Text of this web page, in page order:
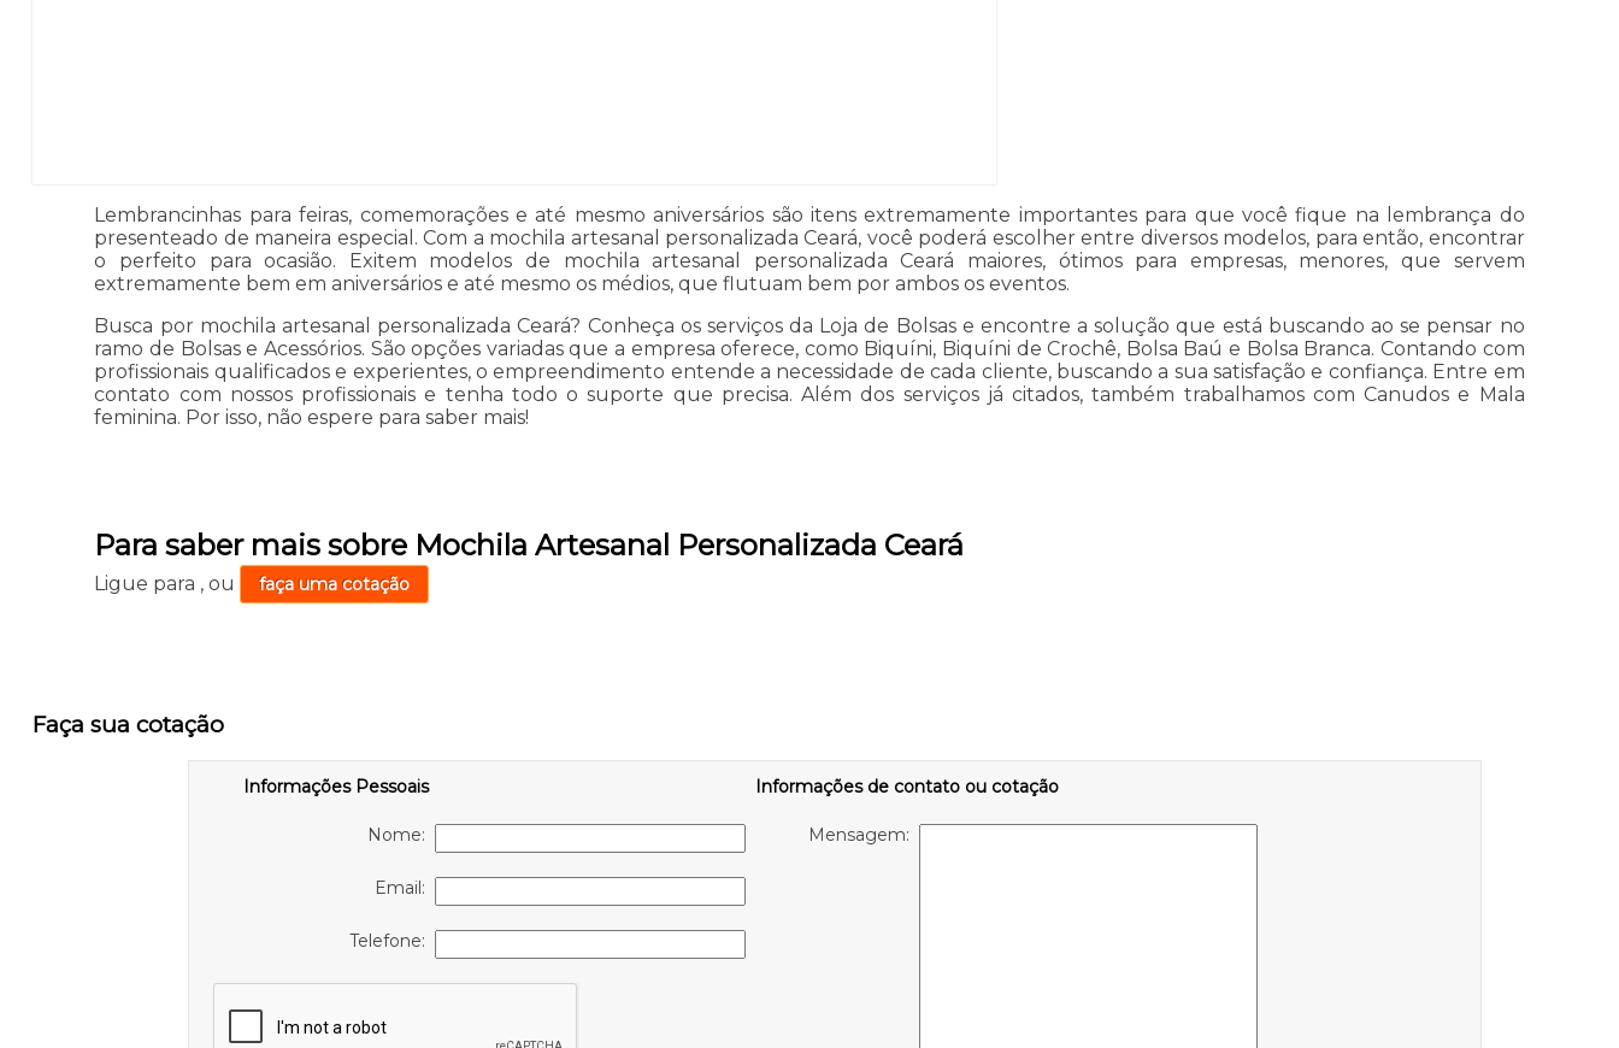
Lembrancinhas para feiras, comemorações e até mesmo aniversários são itens extremamente importantes para que você fique na lembrança do
presenteado de maneira especial. Com a mochila artesanal personalizada Ceará, você poderá escolher entre diversos modelos, para então, encontrar
o perfeito para ocasião. Exitem modelos de mochila artesanal personalizada Ceará maiores, ótimos para empresas, menores, que servem
extremamente bem em aniversários e até mesmo os médios, que flutuam bem por ambos os eventos.
Busca por mochila artesanal personalizada Ceará? Conheça os serviços da Loja de Bolsas e encontre a solução que está buscando ao se pensar no
ramo de Bolsas e Acessórios. São opções variadas que a empresa oferece, como Biquíni, Biquíni de Crochê, Bolsa Baú e Bolsa Branca. Contando com
profissionais qualificados e experientes, o empreendimento entende a necessidade de cada cliente, buscando a sua satisfação e confiança. Entre em
contato com nossos profissionais e tenha todo o suporte que precisa. Além dos serviços já citados, também trabalhamos com Canudos e Mala
feminina. Por isso, não espere para saber mais!
Para saber mais sobre Mochila Artesanal Personalizada Ceará
Ligue para ,ou faça uma cotação
Faça sua cotação
Informações Pessoais
Nome:
Email:
Telefone:
Informações de contato ou cotação
Mensagem: